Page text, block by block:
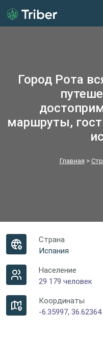
Город Рота
маршруты,
Главная >
Страна
Испания
Население
29 179 человек
Координаты
-6.35997, 36.62364